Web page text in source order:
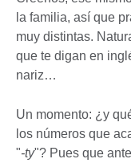
la familia, así que
muy distintas.
que te digan en
nariz…
Un momento: ¿y
los números que
"-ty"? Pues que